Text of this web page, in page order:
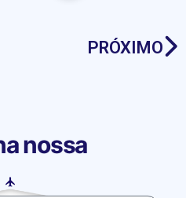
PRÓXIMO
nossa